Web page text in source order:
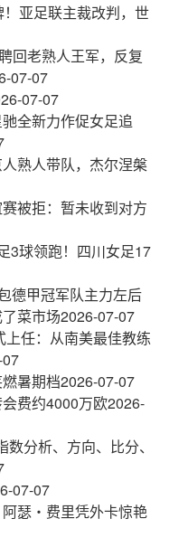
亚足联主裁改判，世
回老熟人王军，反复
07-07
07-07
全新力作促女足追
熟人带队，杰尔涅槃
被拒：暂未收到对方
3球领跑！四川女足17
德甲冠军队主力左后
菜市场2026-07-07
上任：从南美最佳教练
暑期档2026-07-07
费约4000万欧2026-
分析、方向、比分、
07-07
瑟・费里凭外卡惊艳